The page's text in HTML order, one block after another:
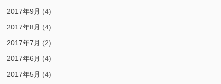
2017年9月 (4)
2017年8月 (4)
2017年7月 (2)
2017年6月 (4)
2017年5月 (4)